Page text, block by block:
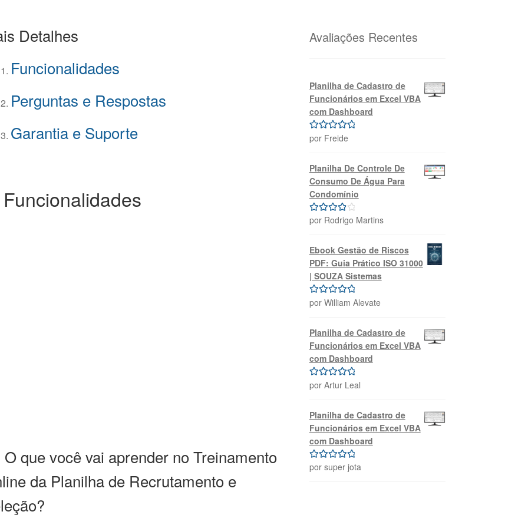
Detalhes
Funcionalidades
Perguntas e Respostas
Garantia e Suporte
que você vai aprender no Treinamento
da Planilha de Recrutamento e
R$69,99.R$39,99.
Avaliações Recentes
Planilha de Cadastro de
Funcionários em Excel VBA
com Dashboard
Avaliação5
por Freide
Planilha De Controle De
Consumo De Água Para
Condomínio
Avaliação
por Rodrigo Martins
Ebook Gestão de Riscos
PDF: Guia Prático ISO 31000
| SOUZA Sistemas
Avaliação5
por William Alevate
Planilha de Cadastro de
Funcionários em Excel VBA
com Dashboard
Avaliação 5
por Artur Leal
Planilha de Cadastro de
Funcionários em Excel VBA
com Dashboard
Avaliação5
por super jota